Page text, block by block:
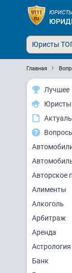
ЮРИСТЫ
Юристы
Главная
Лучшее
Юристы
Авторское
Алименты
Алкоголь
Арбитраж
Аренда
Астрология
Банк